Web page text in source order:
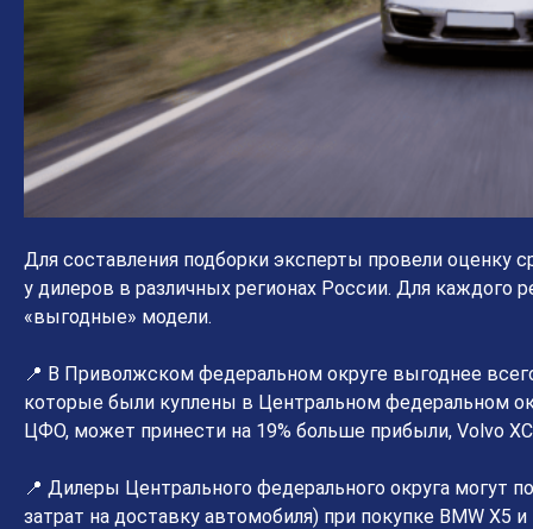
Для составления подборки эксперты провели оценку
у дилеров в различных регионах России. Для каждого
«выгодные» модели.
📍 В Приволжском федеральном округе выгоднее
которые были куплены в Центральном федеральном
ЦФО, может принести на 19% больше прибыли, Volvo
📍 Дилеры Центрального федерального округа могут
затрат на доставку автомобиля) при покупке BMW